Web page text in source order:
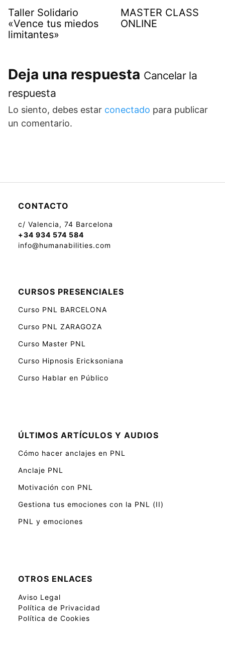
Taller Solidario
«Vence tus miedos
limitantes»
MASTER CLASS
ONLINE
Deja una respuesta Cancelar la
respuesta
Lo siento, debes estar conectado para publicar
un comentario.
CONTACTO
c/ Valencia, 74 Barcelona
+34 934 574 584
info@humanabilities.com
CURSOS PRESENCIALES
Curso PNL BARCELONA
Curso PNL ZARAGOZA
Curso Master PNL
Curso Hipnosis Ericksoniana
Curso Hablar en Público
ÚLTIMOS ARTÍCULOS Y AUDIOS
Cómo hacer anclajes en PNL
Anclaje PNL
Motivación con PNL
Gestiona tus emociones con la PNL (II)
PNL y emociones
OTROS ENLACES
Aviso Legal
Política de Privacidad
Política de Cookies